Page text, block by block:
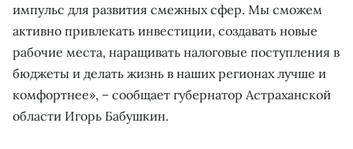
импульс для развития смежных сфер. Мы сможем
активно привлекать инвестиции, создавать новые
рабочие места, наращивать налоговые поступления в
бюджеты и делать жизнь в наших регионах лучше и
комфортнее», – сообщает губернатор Астраханской
области Игорь Бабушкин.